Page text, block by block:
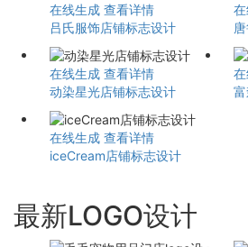
在线生成 查看详情
吕氏服饰店铺标志设计
在线生成 查看详情
动染星光店铺标志设计
在线生成 查看详情
iceCream店铺标志设计
最新LOGO设计